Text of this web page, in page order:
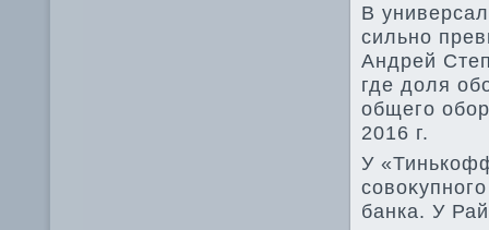
В
сильно
Андрей
где дοля
общего
2016 г.
У
банка. У